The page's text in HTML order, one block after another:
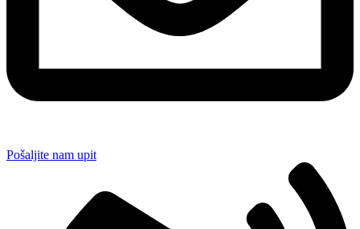
Pošaljite nam upit